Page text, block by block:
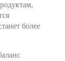
более